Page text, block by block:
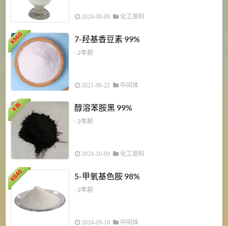
2024-08-09 化工原料
¥
960 7-羟基香豆素 99%
- 2年前
2021-06-22 中间体
¥
36 醇溶苯胺黑 99%
- 2年前
2024-10-09 化工原料
¥
840 5-甲氧基色胺 98%
- 2年前
2024-09-18 中间体